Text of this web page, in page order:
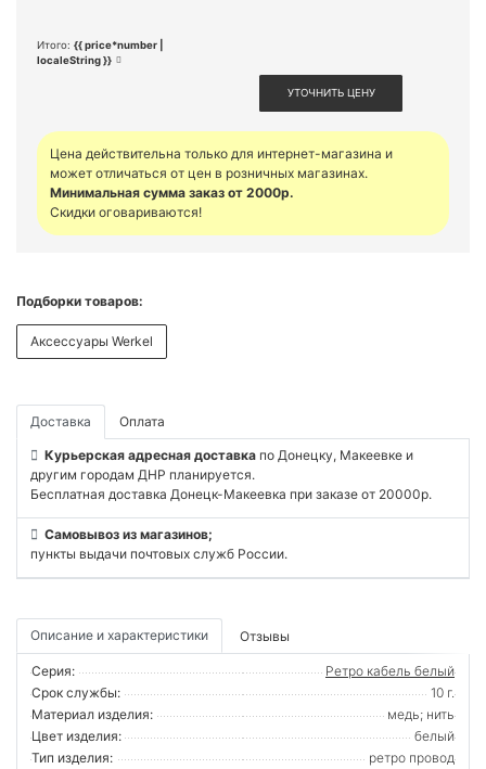
Итого: {{ price*number |
localeString }}
УТОЧНИТЬ ЦЕНУ
Цена действительна только для интернет-магазина и
может отличаться от цен в розничных магазинах.
Минимальная сумма заказ от 2000р.
Скидки оговариваются!
Подборки товаров:
Аксессуары Werkel
Доставка Оплата
Курьерская адресная доставка по Донецку, Макеевке и
другим городам ДНР планируется.
Бесплатная доставка Донецк-Макеевка при заказе от 20000р.
Самовывоз из магазинов;
пункты выдачи почтовых служб России.
Описание и характеристики Отзывы
Серия:
Ретро кабель белый
Срок службы:
10 г.
Материал изделия:
медь; нить
Цвет изделия:
белый
Тип изделия:
ретро провод